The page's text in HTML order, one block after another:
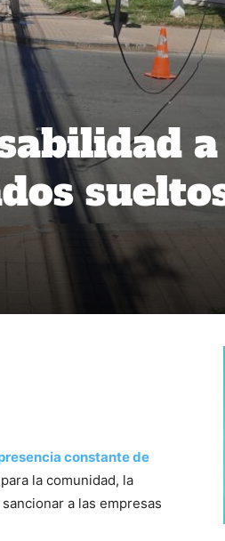
a
constante de
la comunidad, la
a las empresas